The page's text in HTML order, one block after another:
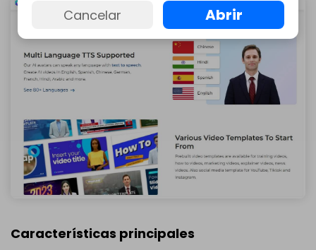
Características principales
Cancelar Abrir